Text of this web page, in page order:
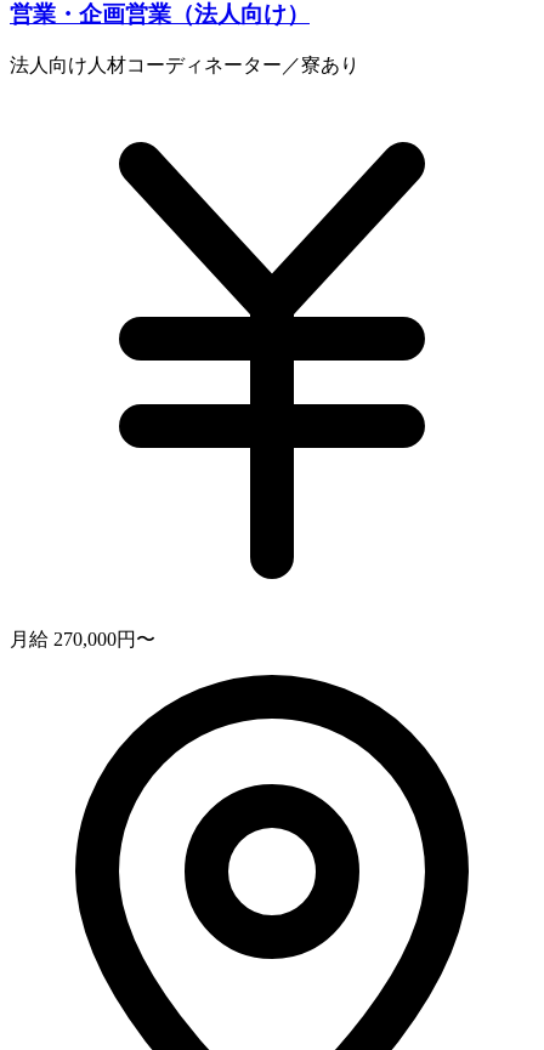
営業・企画営業（法人向け）
法人向け人材コーディネーター／寮あり
月給 270,000円〜